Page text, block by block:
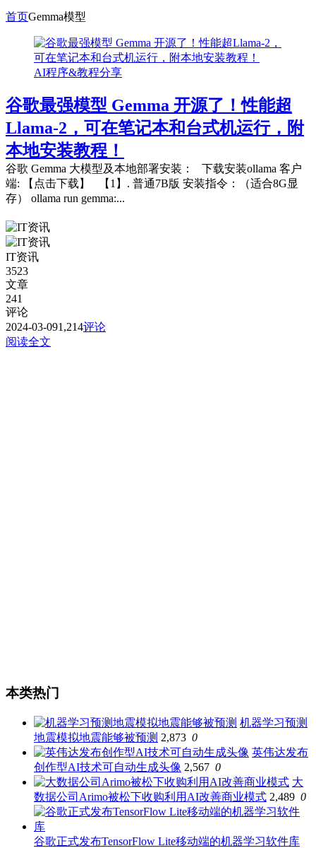
首页Gemma模型
AI程序&教程分享
谷歌最强模型 Gemma 开源了！性能超
Llama-2，可在笔记本和台式机运行，附
本地安装教程！
谷歌 Gemma 大模型及本地部署安装： 下载安装ollama 客户
端: 【点击下载】 【1】. 普通7B版 安装指令：（适合8G显
存） ollama run gemma:...
IT资讯
3523
文章
241
评论
2024-03-091,214评论
阅读全文
本类热门
机器学习预测
地震模拟地震能够被预测 2,873 0
英伟达发布
创作型AI技术可自动生成头像 2,567 0
大
数据公司Arimo被松下收购利用AI改善商业模式 2,489 0
谷歌正式发布TensorFlow Lite移动端的机器学习软件库